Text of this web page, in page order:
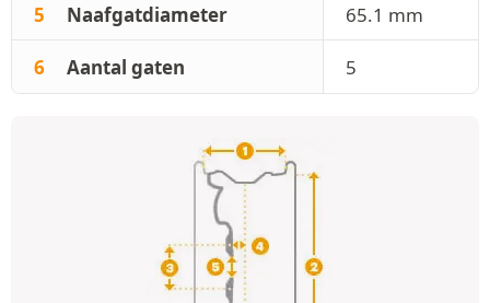
5 Naafgatdiameter 65.1 mm
6 Aantal gaten 5